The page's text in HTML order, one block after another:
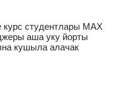
курс студентлары MAX
аша уку йорты
кушыла алачак